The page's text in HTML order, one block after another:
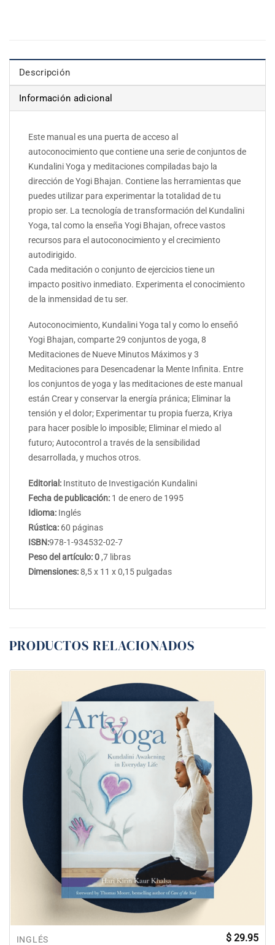
Descripción
Información adicional
Este manual es una puerta de acceso al
autoconocimiento que contiene una serie de conjuntos de
Kundalini Yoga y meditaciones compiladas bajo la
dirección de Yogi Bhajan. Contiene las herramientas que
puedes utilizar para experimentar la totalidad de tu
propio ser. La tecnología de transformación del Kundalini
Yoga, tal como la enseña Yogi Bhajan, ofrece vastos
recursos para el autoconocimiento y el crecimiento
autodirigido.
Cada meditación o conjunto de ejercicios tiene un
impacto positivo inmediato. Experimenta el conocimiento
de la inmensidad de tu ser.
Autoconocimiento, Kundalini Yoga tal y como lo enseñó
Yogi Bhajan, comparte 29 conjuntos de yoga, 8
Meditaciones de Nueve Minutos Máximos y 3
Meditaciones para Desencadenar la Mente Infinita. Entre
los conjuntos de yoga y las meditaciones de este manual
están Crear y conservar la energía pránica; Eliminar la
tensión y el dolor; Experimentar tu propia fuerza, Kriya
para hacer posible lo imposible; Eliminar el miedo al
futuro; Autocontrol a través de la sensibilidad
desarrollada, y muchos otros.
Editorial: Instituto de Investigación Kundalini
Fecha de publicación: 1 de enero de 1995
Idioma: Inglés
Rústica: 60 páginas
ISBN:978-1-934532-02-7
Peso del artículo: 0,7 libras
Dimensiones:8,5 x 11 x 0,15 pulgadas
PRODUCTOS RELACIONADOS
INGLÉS $ 29.95